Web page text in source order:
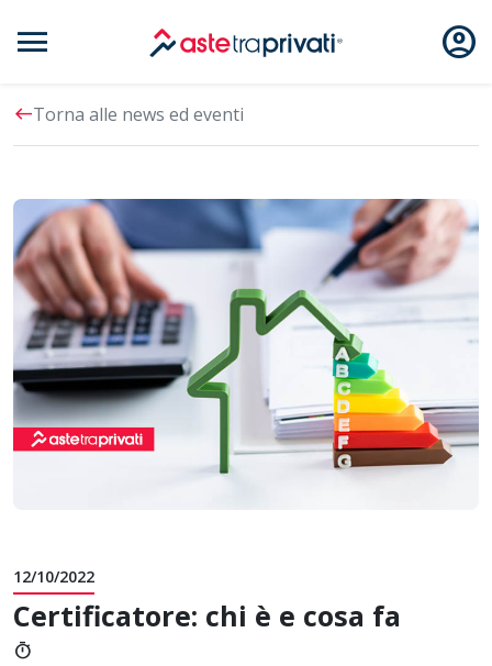
menu Aste account_circle
westTorna alle news ed eventi
12/10/2022
Certificatore: chi è e cosa fa
timer